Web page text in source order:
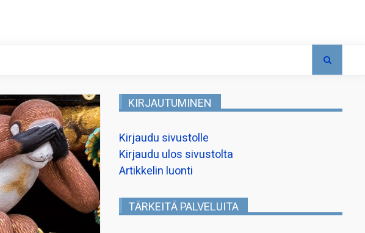
KIRJAUTUMINEN
Kirjaudu sivustolle
Kirjaudu ulos sivustolta
Artikkelin luonti
TÄRKEITÄ PALVELUITA